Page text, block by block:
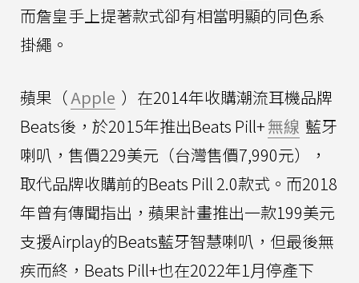
而詹皇手上提著款式卻有相當明顯的同色系
掛繩。
蘋果（Apple ）在2014年收購潮流耳機品牌
Beats後，於2015年推出Beats Pill+無線 藍牙
喇叭，售價229美元（台灣售價7,990元），
取代品牌收購前的Beats Pill 2.0款式。而2018
年曾有傳聞指出，蘋果計畫推出一款199美元
支援Airplay的Beats藍牙智慧喇叭，但最後無
疾而終，Beats Pill+也在2022年1月停產下